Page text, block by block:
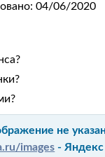
04/06/2020
не
images - Яндекс